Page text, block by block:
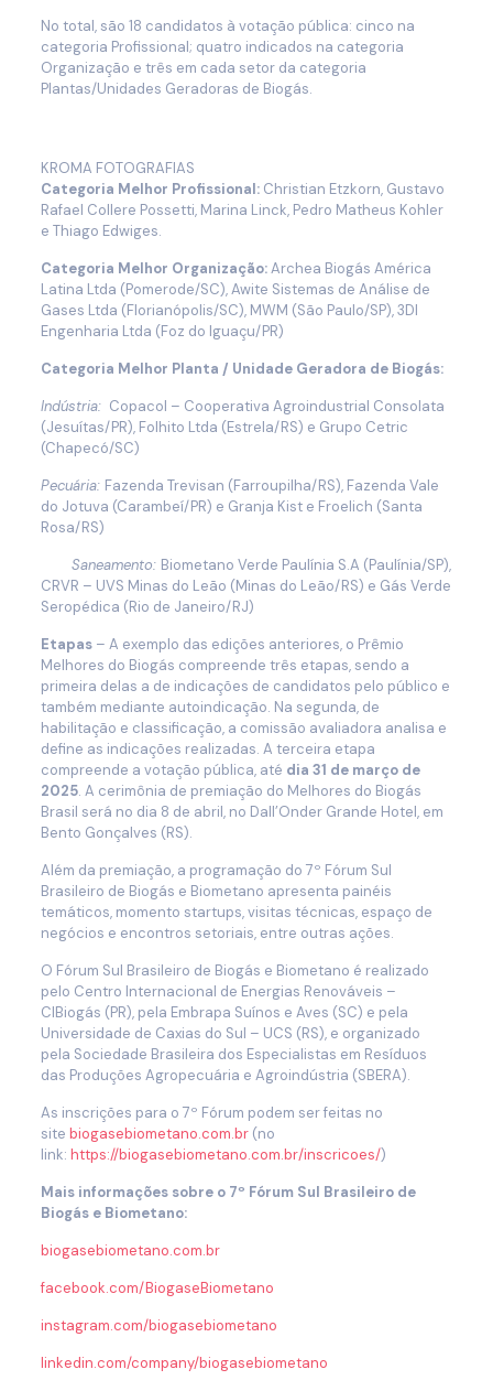
No total, são 18 candidatos à votação pública: cinco na
categoria Profissional; quatro indicados na categoria
Organização e três em cada setor da categoria
Plantas/Unidades Geradoras de Biogás.
KROMA FOTOGRAFIAS
Categoria Melhor Profissional: Christian Etzkorn, Gustavo
Rafael Collere Possetti, Marina Linck, Pedro Matheus Kohler
e Thiago Edwiges.
Categoria Melhor Organização:Archea Biogás América
Latina Ltda (Pomerode/SC), Awite Sistemas de Análise de
Gases Ltda (Florianópolis/SC), MWM (São Paulo/SP), 3DI
Engenharia Ltda (Foz do Iguaçu/PR)
Categoria Melhor Planta / Unidade Geradora de Biogás:
Indústria: Copacol – Cooperativa Agroindustrial Consolata
(Jesuítas/PR), Folhito Ltda (Estrela/RS) e Grupo Cetric
(Chapecó/SC)
Pecuária: Fazenda Trevisan (Farroupilha/RS), Fazenda Vale
do Jotuva (Carambeí/PR) e Granja Kist e Froelich (Santa
Rosa/RS)
Saneamento: Biometano Verde Paulínia S.A (Paulínia/SP),
CRVR – UVS Minas do Leão (Minas do Leão/RS) e Gás Verde
Seropédica (Rio de Janeiro/RJ)
Etapas– A exemplo das edições anteriores, o Prêmio
Melhores do Biogás compreende três etapas, sendo a
primeira delas a de indicações de candidatos pelo público e
também mediante autoindicação. Na segunda, de
habilitação e classificação, a comissão avaliadora analisa e
define as indicações realizadas. A terceira etapa
compreende a votação pública, até dia 31 de março de
2025. A cerimônia de premiação do Melhores do Biogás
Brasil será no dia 8 de abril, no Dall’Onder Grande Hotel, em
Bento Gonçalves (RS).
Além da premiação, a programação do 7º Fórum Sul
Brasileiro de Biogás e Biometano apresenta painéis
temáticos, momento startups, visitas técnicas, espaço de
negócios e encontros setoriais, entre outras ações.
O Fórum Sul Brasileiro de Biogás e Biometano é realizado
pelo Centro Internacional de Energias Renováveis –
CIBiogás (PR), pela Embrapa Suínos e Aves (SC) e pela
Universidade de Caxias do Sul – UCS (RS), e organizado
pela Sociedade Brasileira dos Especialistas em Resíduos
das Produções Agropecuária e Agroindústria (SBERA).
As inscrições para o 7º Fórum podem ser feitas no
site biogasebiometano.com.br(no
link: https://biogasebiometano.com.br/inscricoes/)
Mais informações sobre o 7º Fórum Sul Brasileiro de
Biogás e Biometano:
biogasebiometano.com.br
facebook.com/BiogaseBiometano
instagram.com/biogasebiometano
linkedin.com/company/biogasebiometano